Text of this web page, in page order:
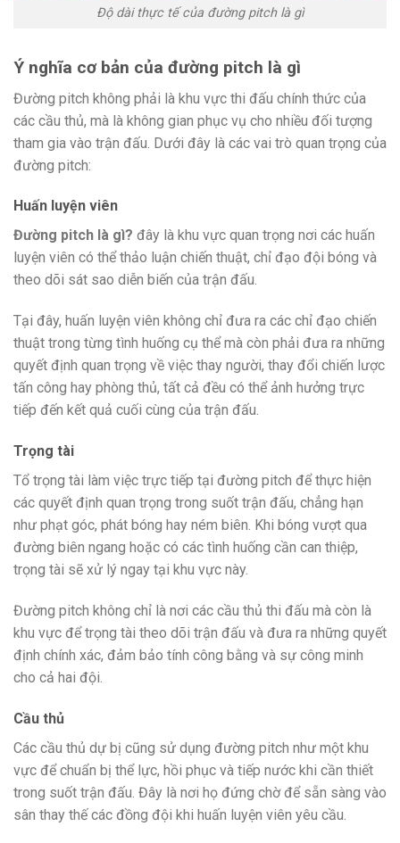
Độ dài thực tế của đường pitch là gì
Ý nghĩa cơ bản của đường pitch là gì
Đường pitch không phải là khu vực thi đấu chính thức của
các cầu thủ, mà là không gian phục vụ cho nhiều đối tượng
tham gia vào trận đấu. Dưới đây là các vai trò quan trọng của
đường pitch:
Huấn luyện viên
Đường pitch là gì? đây là khu vực quan trọng nơi các huấn
luyện viên có thể thảo luận chiến thuật, chỉ đạo đội bóng và
theo dõi sát sao diễn biến của trận đấu.
Tại đây, huấn luyện viên không chỉ đưa ra các chỉ đạo chiến
thuật trong từng tình huống cụ thể mà còn phải đưa ra những
quyết định quan trọng về việc thay người, thay đổi chiến lược
tấn công hay phòng thủ, tất cả đều có thể ảnh hưởng trực
tiếp đến kết quả cuối cùng của trận đấu.
Trọng tài
Tổ trọng tài làm việc trực tiếp tại đường pitch để thực hiện
các quyết định quan trọng trong suốt trận đấu, chẳng hạn
như phạt góc, phát bóng hay ném biên. Khi bóng vượt qua
đường biên ngang hoặc có các tình huống cần can thiệp,
trọng tài sẽ xử lý ngay tại khu vực này.
Đường pitch không chỉ là nơi các cầu thủ thi đấu mà còn là
khu vực để trọng tài theo dõi trận đấu và đưa ra những quyết
định chính xác, đảm bảo tính công bằng và sự công minh
cho cả hai đội.
Cầu thủ
Các cầu thủ dự bị cũng sử dụng đường pitch như một khu
vực để chuẩn bị thể lực, hồi phục và tiếp nước khi cần thiết
trong suốt trận đấu. Đây là nơi họ đứng chờ để sẵn sàng vào
sân thay thế các đồng đội khi huấn luyện viên yêu cầu.